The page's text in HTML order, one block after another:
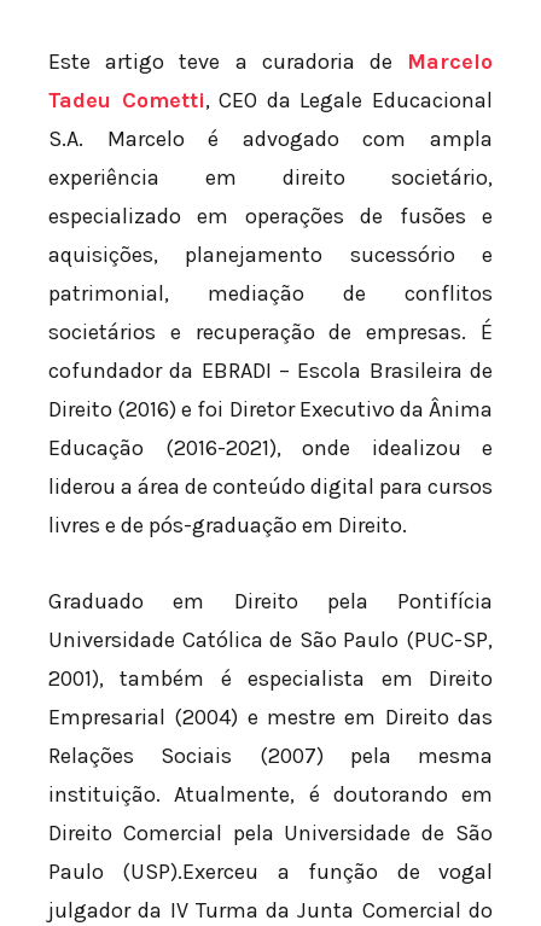
Este artigo teve a curadoria de Marcelo
Tadeu Cometti, CEO da Legale Educacional
S.A. Marcelo é advogado com ampla
experiência em direito societário,
especializado em operações de fusões e
aquisições, planejamento sucessório e
patrimonial, mediação de conflitos
societários e recuperação de empresas. É
cofundador da EBRADI – Escola Brasileira de
Direito (2016) e foi Diretor Executivo da Ânima
Educação (2016-2021), onde idealizou e
liderou a área de conteúdo digital para cursos
livres e de pós-graduação em Direito.
Graduado em Direito pela Pontifícia
Universidade Católica de São Paulo (PUC-SP,
2001), também é especialista em Direito
Empresarial (2004) e mestre em Direito das
Relações Sociais (2007) pela mesma
instituição. Atualmente, é doutorando em
Direito Comercial pela Universidade de São
Paulo (USP).Exerceu a função de vogal
julgador da IV Turma da Junta Comercial do